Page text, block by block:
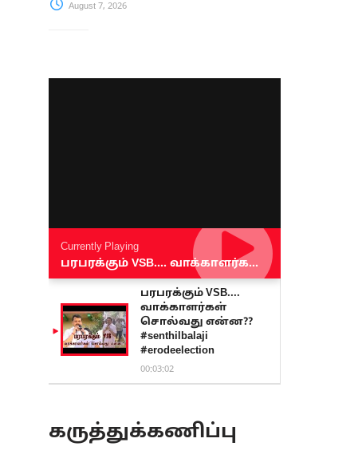
August 7, 2026
Currently Playing
பரபரக்கும் VSB.... வாக்காளர்கள் சொல்வது என்ன?? #senthilbalaji #erodeelection
பரபரக்கும் VSB....
வாக்காளர்கள்
சொல்வது என்ன??
#senthilbalaji
#erodeelection
00:03:02
கருத்துக்கணிப்பு